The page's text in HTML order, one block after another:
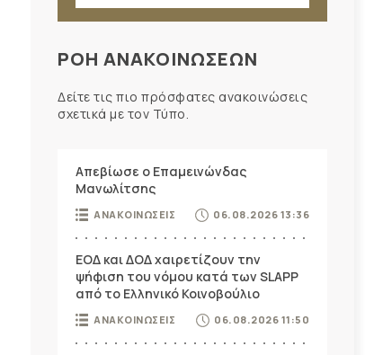
ΡΟΗ ΑΝΑΚΟΙΝΩΣΕΩΝ
Δείτε τις πιο πρόσφατες ανακοινώσεις
σχετικά με τον Τύπο.
Απεβίωσε ο Επαμεινώνδας
Μανωλίτσης
ΑΝΑΚΟΙΝΩΣΕΙΣ 06.08.2026 13:36
ΕΟΔ και ΔΟΔ χαιρετίζουν την
ψήφιση του νόμου κατά των SLAPP
από το Ελληνικό Κοινοβούλιο
ΑΝΑΚΟΙΝΩΣΕΙΣ 06.08.2026 11:50